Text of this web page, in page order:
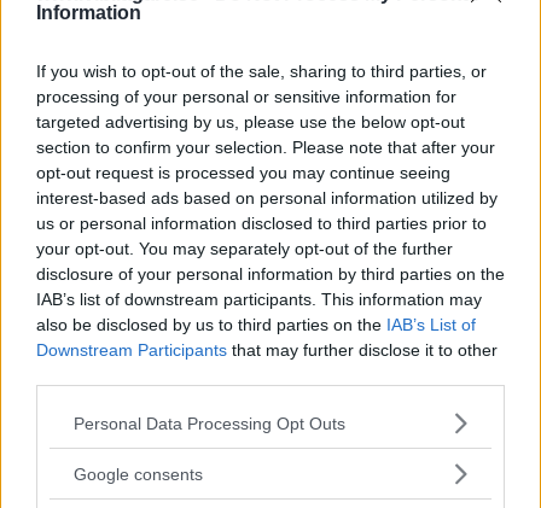
Information
If you wish to opt-out of the sale, sharing to third parties, or
processing of your personal or sensitive information for
targeted advertising by us, please use the below opt-out
section to confirm your selection. Please note that after your
opt-out request is processed you may continue seeing
interest-based ads based on personal information utilized by
us or personal information disclosed to third parties prior to
your opt-out. You may separately opt-out of the further
disclosure of your personal information by third parties on the
IAB’s list of downstream participants. This information may
also be disclosed by us to third parties on the IAB’s List of
Downstream Participants that may further disclose it to other
Please note that this website/app uses one or more Google
not limited to your visit or usage behaviour. You may click to
Personal Data Processing Opt Outs
Google consents
provkörningen kommer i Vi Bilägare #10. Missa
inte detta!
RELATERADE BILDSPEL
Bildspel: Toyota Prius - en effektivare hybrid
MISSA INTE KOMMANDE ARTIKLAR OM
PROVKÖRNING
Få vårt nyhetsbrev utan kostnad